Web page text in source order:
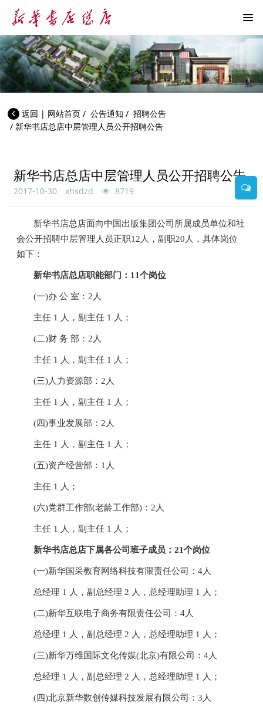
返回 | 网站首页 / 公告通知 / 招聘公告
/ 新华书店总店中层管理人员公开招聘公告
新华书店总店中层管理人员公开招聘公告
2017-10-30 xhsdzd 8719
新华书店总店面向中国出版集团公司所属成员单位和社
会公开招聘中层管理人员正职12人，副职20人，具体岗位
如下：
新华书店总店职能部门：11个岗位
(一)办 公 室：2人
主任 1 人，副主任 1 人；
(二)财 务 部：2人
主任 1 人，副主任 1 人；
(三)人力资源部：2人
主任 1 人，副主任 1 人；
(四)事业发展部：2人
主任 1 人，副主任 1 人；
(五)资产经营部：1人
主任 1 人；
(六)党群工作部(老龄工作部)：2人
主任 1 人，副主任 1 人；
新华书店总店下属各公司班子成员：21个岗位
(一)新华国采教育网络科技有限责任公司：4人
总经理 1 人，副总经理 2 人，总经理助理 1 人；
(二)新华互联电子商务有限责任公司：4人
总经理 1 人，副总经理 2 人，总经理助理 1 人；
(三)新华万维国际文化传媒(北京)有限公司：4人
总经理 1 人，副总经理 2 人，总经理助理 1 人；
(四)北京新华数创传媒科技发展有限公司：3人